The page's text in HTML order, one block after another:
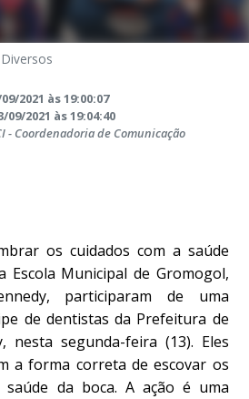
Diversos
2021 às 19:00:07
2021 às 19:04:40
- Coordenadoria de Comunicação
os cuidados com a saúde
Escola Municipal de Gromogol,
participaram de uma
de dentistas da Prefeitura de
nesta segunda-feira (13). Eles
a forma correta de escovar os
da boca. A ação é uma